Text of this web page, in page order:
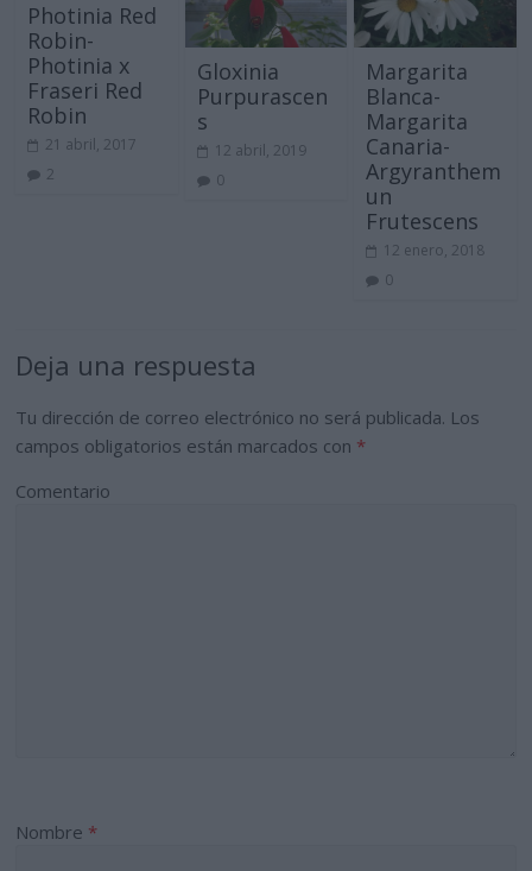
Photinia Red
Robin-
Photinia x
Fraseri Red
Robin
21 abril, 2017
2
Gloxinia
Purpurascen
s
12 abril, 2019
0
Margarita
Blanca-
Margarita
Canaria-
Argyranthem
un
Frutescens
12 enero, 2018
0
Deja una respuesta
Tu dirección de correo electrónico no será publicada. Los
campos obligatorios están marcados con *
Comentario
Nombre *